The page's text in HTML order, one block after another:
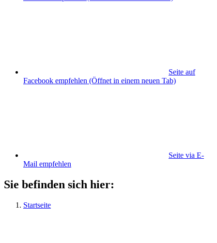
Seite auf
Facebook empfehlen (Öffnet in einem neuen Tab)
Seite via E-
Mail empfehlen
Sie befinden sich hier:
Startseite